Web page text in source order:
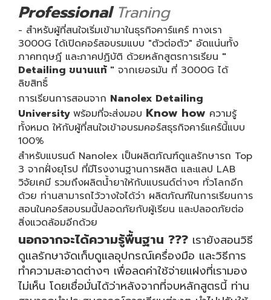
Professional Traning
- สำหรับผู้ที่สนใจเริ่มเข้ามาในธุรกิจคาร์แคร์ ทางเรา
3000G ได้เปิดคอร์สอบรมแบบ "ตัวต่อตัว" อัดแน่นทั้ง
ภาคทฤษฎี และภาคปฏิบัติ ด้วยหลักสูตรการเรียน "
Detailing ขนานแท้ " จากเยอรมัน ที่ 3000G ได้
ลิขสิทธิ์
การเรียนการสอนจาก Nanolex Detailing
University พร้อมที่จะส่งมอบ Know how ความรู้
ทั้งหมด ให้กับผู้ที่สนใจเข้าอบรมคอร์สธุรกิจคาร์แคร์นี้แบบ
100%
สำหรับแบรนด์ Nanolex เป็นผลิตภัณฑ์ดูแลรักษารถ Top
3 จากฝั่งยุโรป ที่มีโรงงานฐานการผลิต และแลป LAB
วิจัยเคมี รวมถึงผลิตน้ำยาให้กับแบรนด์ต่างๆ ทั่วโลกอีก
ด้วย ท่านสามารถไว้วางใจได้ว่า ผลิตภัณฑ์ในการเรียนการ
สอนในคอร์สอบรมนี้ปลอดภัยกับผู้เรียน และปลอดภัยต่อ
สิ่งแวดล้อมอีกด้วย
นอกจากจะได้ความรู้พื้นฐาน ??? เรายังสอนวิธี
ดูแลรักษาจัดเก็บดูแลอุปกรณ์เครื่องมือ และวิธีการ
ทำความสะอาดต่างๆ เพื่อลดค่าใช้จ่ายแฝงที่เรามอง
ไม่เห็น โดยเชื่อมั่นได้ว่าหลังจากที่จบหลักสูตรนี้ ท่าน